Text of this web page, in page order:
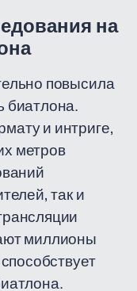
на
повысила
биатлона.
и интриге,
метров
так и
миллионы